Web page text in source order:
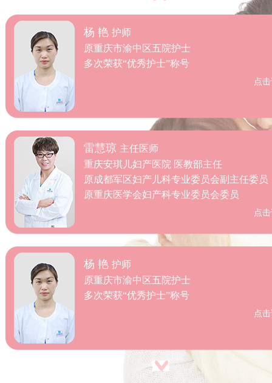
雷慧琼主任医师
重庆安琪儿妇产医院 医教部主任
原成都军区妇产儿科专业委员会副主任委员
杨 艳护师
原重庆市渝中区五院护士
多次荣获“优秀护士”称号
雷慧琼主任医师
重庆安琪儿妇产医院 医教部主任
原成都军区妇产儿科专业委员会副主任委员